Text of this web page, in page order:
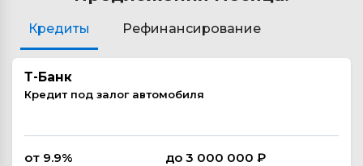
Кредиты Рефинансирование
Т-Банк
Кредит под залог автомобиля
от 9.9% до 3 000 000 ₽